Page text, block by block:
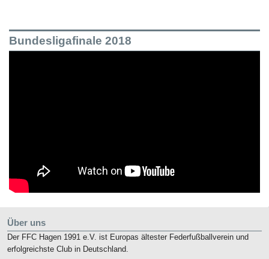
Bundesligafinale 2018
Über uns
Der FFC Hagen 1991 e.V. ist Europas ältester Federfußballverein und
erfolgreichste Club in Deutschland.